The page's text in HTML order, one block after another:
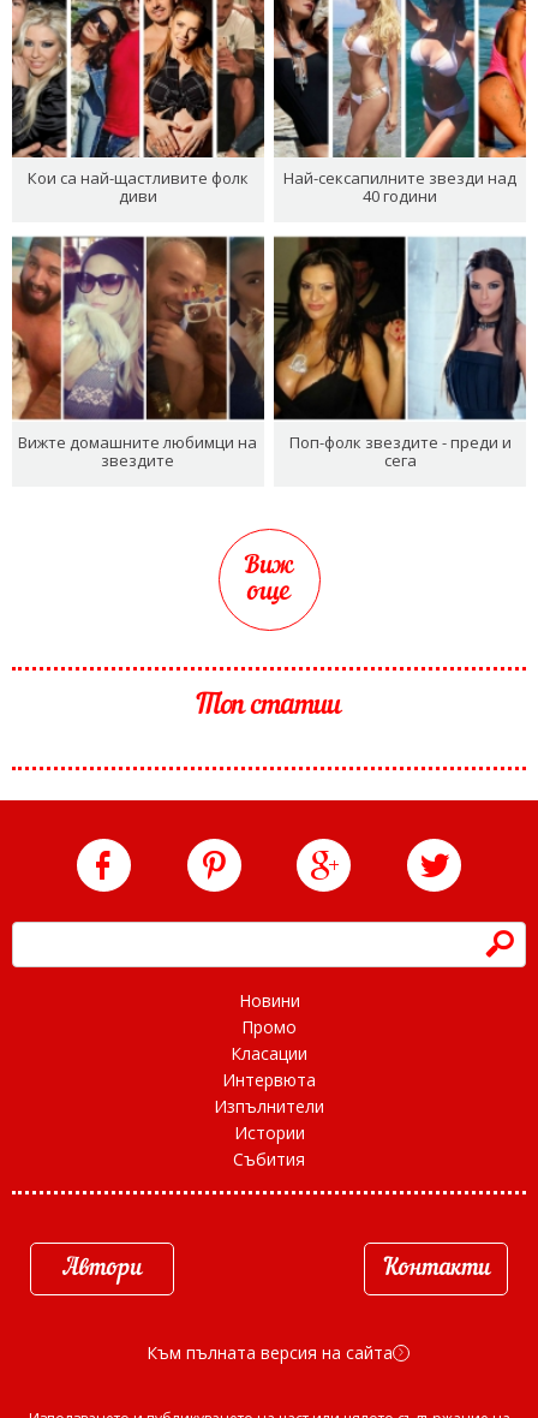
Кои са най-щастливите фолк
диви
Най-сексапилните звезди над
40 години
Вижте домашните любимци на
звездите
Поп-фолк звездите - преди и
сега
Виж
още
Топ статии
h
Новини
Промо
Класации
Интервюта
Изпълнители
Истории
Събития
Автори Контакти
Към пълната версия на сайта d